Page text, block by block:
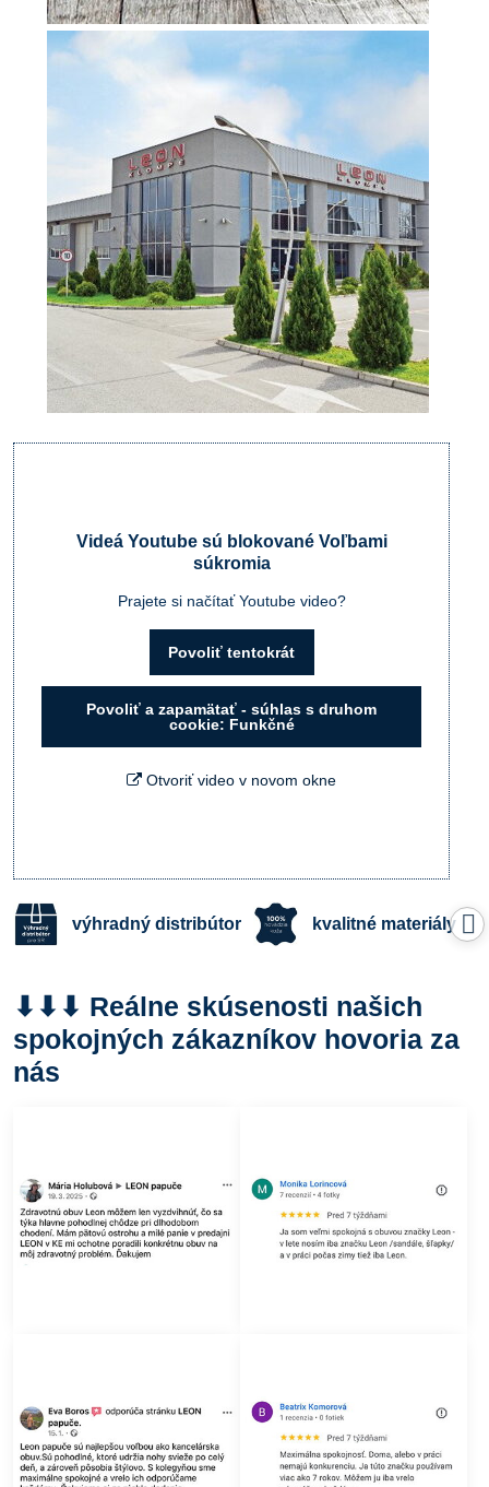
Videá Youtube sú blokované Voľbami
súkromia
Prajete si načítať Youtube video?
Povoliť tentokrát
Povoliť a zapamätať - súhlas s druhom
cookie: Funkčné
Otvoriť video v novom okne
výhradný distribútor kvalitné materiály
⬇︎⬇︎⬇︎ Reálne skúsenosti našich
spokojných zákazníkov hovoria za
nás